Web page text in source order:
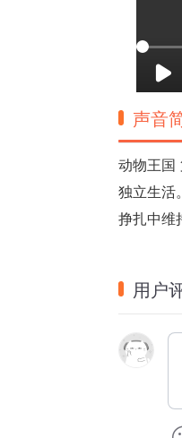
声音
动物王国
独立生活
挣扎中维
用户